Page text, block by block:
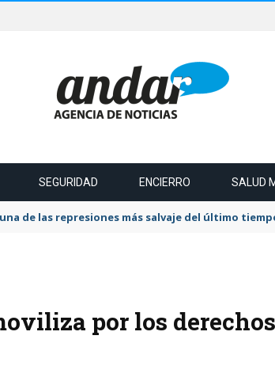
SEGURIDAD ENCIERRO SALUD
de las represiones más salvaje del último
por los derechos